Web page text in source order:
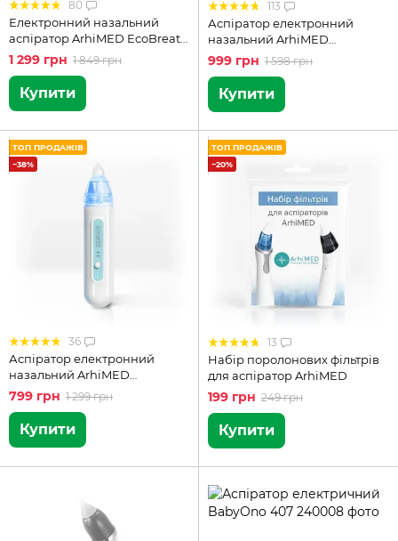
80
Електронний назальний
аспіратор ArhiMED EcoBreath
PRO
1 299 грн 1 849 грн
Купити
113
Аспіратор електронний
назальний ArhiMED
EcoBreath SE
999 грн 1 598 грн
Купити
ТОП ПРОДАЖІВ
−38%
36
Аспіратор електронний
назальний ArhiMED
EcoBreath Basic
799 грн 1 299 грн
Купити
ТОП ПРОДАЖІВ
−20%
13
Набір поролонових фільтрів
для аспіратор ArhiMED
199 грн 249 грн
Купити